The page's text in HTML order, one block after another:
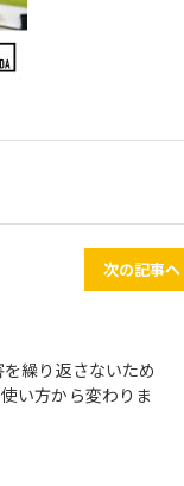
次の記事
を繰り返さないため
い方から変わりま